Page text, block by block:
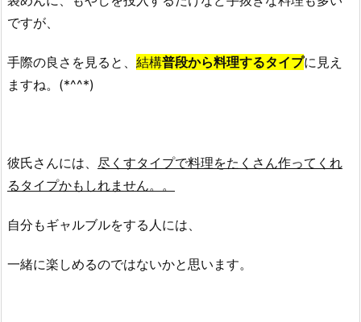
金
額
は？
5.
5.
1.
連
事
ですが、
手際の良さを見ると、 結構普段から料理するタイプに見え
ますね。(*^^*)
彼氏さんには、 尽くすタイプで料理をたくさん作ってくれ
るタイプかもしれません。。
自分もギャルブルをする人には、
一緒に楽しめるのではないかと思います。